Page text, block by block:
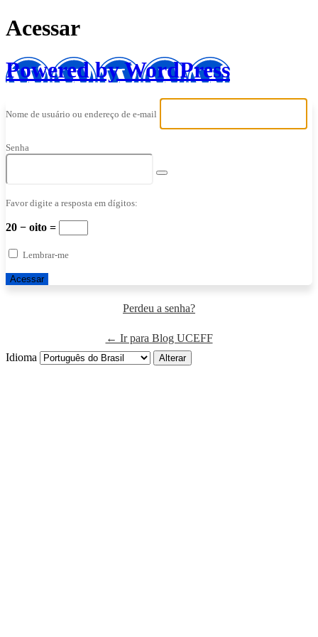
Acessar
Powered by WordPress
Nome de usuário ou endereço de e-mail
Senha
Favor digite a resposta em dígitos:
20 − oito =
Lembrar-me
Perdeu a senha?
← Ir para Blog UCEFF
Idioma